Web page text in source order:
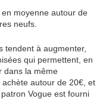
moyenne autour de
neufs.
tendent à augmenter,
qui permettent, en
dans la même
autour de 20€, et
Vogue est fourni